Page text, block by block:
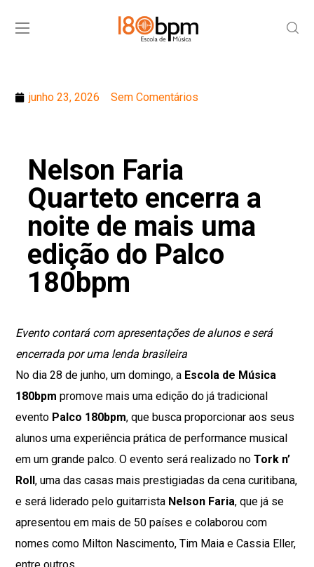
junho 23, 2026 Sem Comentários
Nelson Faria
Quarteto encerra a
noite de mais uma
edição do Palco
180bpm
Evento contará com apresentações de alunos e será
encerrada por uma lenda brasileira
No dia 28 de junho, um domingo, a Escola de Música
180bpm promove mais uma edição do já tradicional
evento Palco 180bpm, que busca proporcionar aos seus
alunos uma experiência prática de performance musical
em um grande palco. O evento será realizado noTork n’
Roll, uma das casas mais prestigiadas da cena curitibana,
e será liderado pelo guitarrista Nelson Faria, que já se
apresentou em mais de 50 países e colaborou com
nomes como Milton Nascimento, Tim Maia e Cassia Eller,